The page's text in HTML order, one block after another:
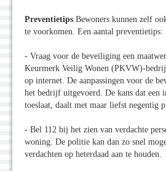
Preventietips Bewoners kunnen zelf
te voorkomen. Een aantal preventietips:
- Vraag voor de beveiliging een
Keurmerk Veilig Wonen (PKVW)-
op internet. De aanpassingen voor de
het bedrijf uitgevoerd. De kans dat een
toeslaat, daalt met maar liefst negentig
- Bel 112 bij het zien van verdachte
woning. De politie kan dan zo snel
verdachten op heterdaad aan te houden.